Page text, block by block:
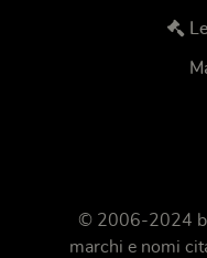
© 2006-2024
marchi e nomi